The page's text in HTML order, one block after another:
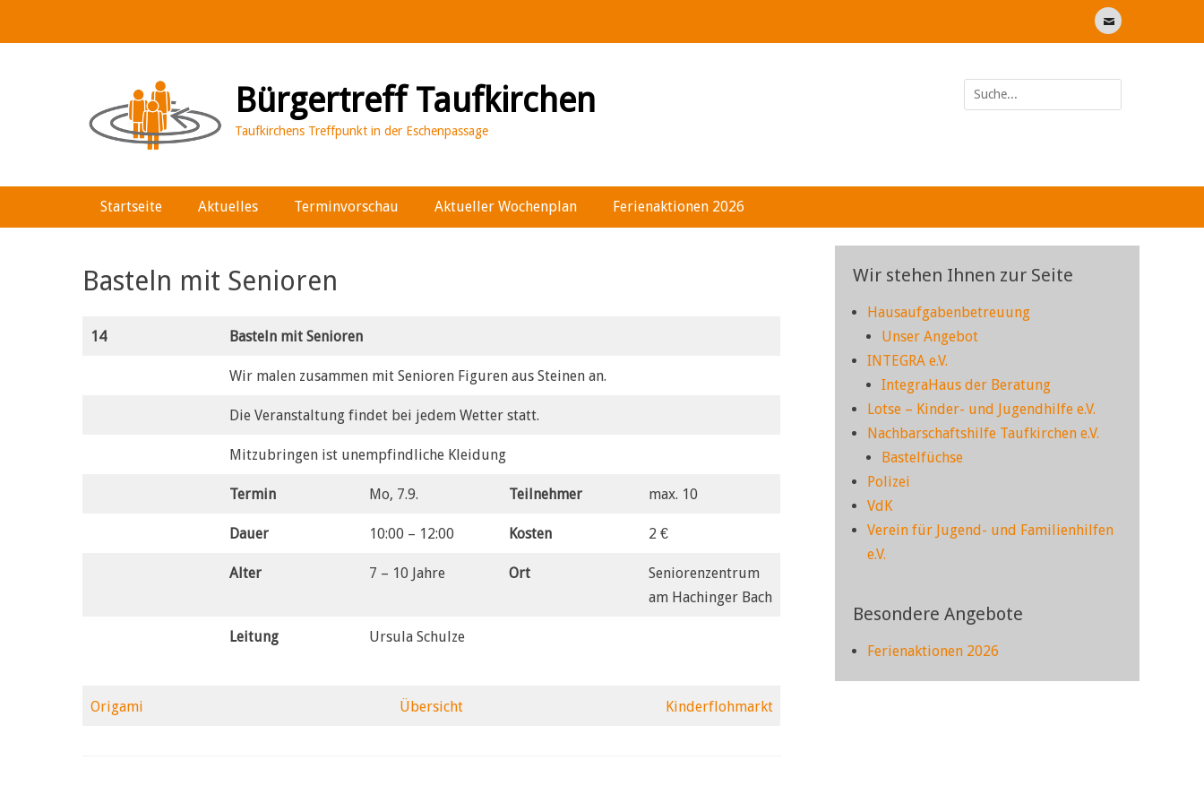
E-
Bürgertreff Taufkirchen
Taufkirchens Treffpunkt in der Eschenpassage
Suche
nach:
Hauptmenü
Weiter
Startseite Aktuelles Terminvorschau Aktueller Wochenplan Ferienaktionen 2026
Basteln mit Senioren
14 Basteln mit Senioren
Wir malen zusammen mit Senioren Figuren aus Steinen an.
Die Veranstaltung findet bei jedem Wetter statt.
Mitzubringen ist unempfindliche Kleidung
Termin Mo, 7.9. Teilnehmer max. 10
Dauer 10:00 – 12:00 Kosten 2 €
Alter 7 – 10 Jahre Ort
Seniorenzentrum
am Hachinger Bach
Leitung Ursula Schulze
Origami Übersicht Kinderflohmarkt
Wir stehen Ihnen zur Seite
Hausaufgabenbetreuung
Unser Angebot
INTEGRA e.V.
IntegraHaus der Beratung
Lotse – Kinder- und Jugendhilfe e.V.
Nachbarschaftshilfe Taufkirchen e.V.
Bastelfüchse
Polizei
VdK
Verein für Jugend- und Familienhilfen
e.V.
Besondere Angebote
Ferienaktionen 2026